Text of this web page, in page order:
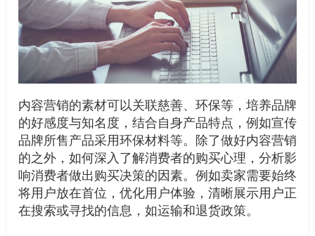
内容营销的素材可以关联慈善、环保等，培养品牌
的好感度与知名度，结合自身产品特点，例如宣传
品牌所售产品采用环保材料等。除了做好内容营销
的之外，如何深入了解消费者的购买心理，分析影
响消费者做出购买决策的因素。例如卖家需要始终
将用户放在首位，优化用户体验，清晰展示用户正
在搜索或寻找的信息，如运输和退货政策。